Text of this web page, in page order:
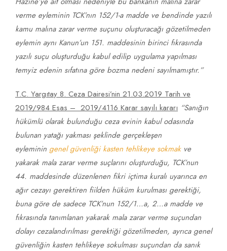
verme eyleminin TCK’nın 152/1-a madde ve bendinde yazılı
kamu malına zarar verme suçunu oluşturacağı gözetilmeden
eylemin aynı Kanun’un 151. madde­sinin birinci fıkrasında
yazılı suçu oluşturduğu kabul edilip uygulama yapılması
temyiz edenin sıfatına göre bozma nedeni sayılmamıştır.”
T.C. Yargıtay 8. Ceza Dairesi’nin 21.03.2019 Tarih ve
2019/984 Esas – 2019/4116 Karar sayılı kararı “Sanığın
hükümlü olarak bulunduğu ceza evinin kabul odasında
bulunan yatağı yakması şeklinde gerçekleşen
eyleminin genel güvenliği kasten tehlikeye sokmakve
yakarak mala zarar verme suçlarını oluşturduğu, TCK’nun
44. maddesinde düzenlenen fikri içtima kuralı uyarınca en
ağır cezayı gerektiren fiilden hüküm kurulması gerektiği,
buna göre de sadece TCK’nun 152/1…a, 2…a madde ve
fıkrasında tanımlanan yakarak mala zarar verme suçundan
dolayı cezalandırılması gerektiği gözetilmeden, ayrıca genel
güvenliğin kasten tehlikeye sokulması suçundan da sanık